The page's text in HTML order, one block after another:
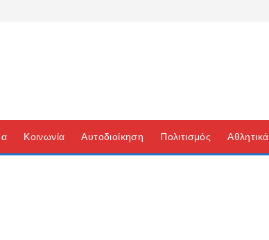
Κοινωνία Αυτοδιοίκηση Πολιτισμός Αθλητικά